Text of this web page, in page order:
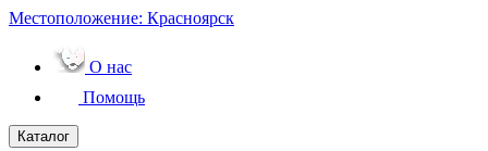
Местоположение: Красноярск
О нас
Помощь
Каталог